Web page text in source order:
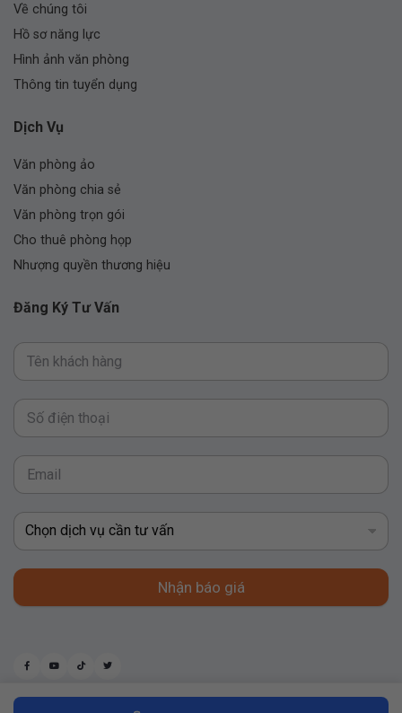
Về chúng tôi
Hồ sơ năng lực
Hình ảnh văn phòng
Thông tin tuyển dụng
Dịch Vụ
Văn phòng ảo
Văn phòng chia sẻ
Văn phòng trọn gói
Cho thuê phòng họp
Nhượng quyền thương hiệu
Đăng Ký Tư Vấn
Nhận báo giá